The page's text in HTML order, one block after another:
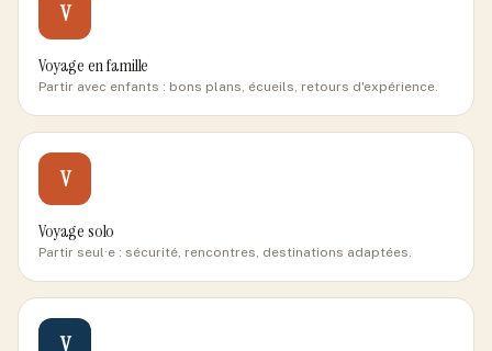
V
Voyage en famille
Partir avec enfants : bons plans, écueils, retours d'expérience.
V
Voyage solo
Partir seul·e : sécurité, rencontres, destinations adaptées.
V